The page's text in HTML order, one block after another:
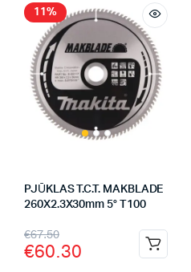
11%
PJŪKLAS T.C.T. MAKBLADE
260X2.3X30mm 5° T100
€67.50
€60.30